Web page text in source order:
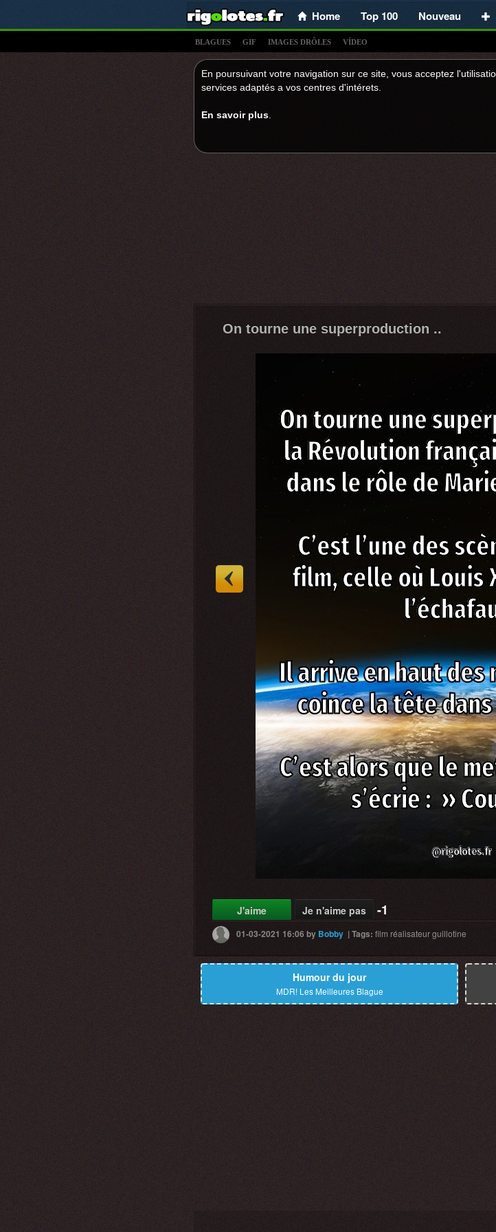
Home Top 100 Nouveau
BLAGUES GIF IMAGES DRÔLES VÍDEO
En poursuivant votre navigation sur ce site, vous acceptez
services adaptés a vos centres d'intérets.
En savoir plus
On tourne une superproduction ..
J'aime Je n'aime pas -1
01-03-2021 16:06 by Bobby |Tags: film réalisateurguillotine
Humour du jour
MDR! Les Meilleures Blague